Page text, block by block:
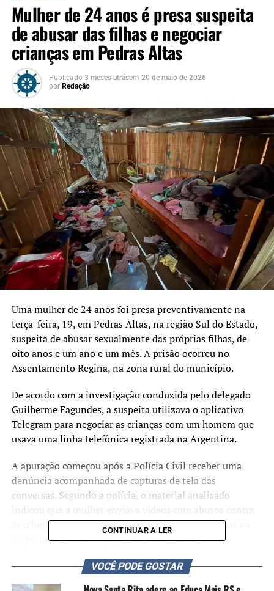
Mulher de 24 anos é presa suspeita
de abusar das filhas e negociar
crianças em Pedras Altas
Publicado 3 meses atrásem 20 de maio de 2026
por Redação
Uma mulher de 24 anos foi presa preventivamente na
terça-feira, 19, emPedras Altas, na região Sul do Estado,
suspeita de abusar sexualmente das próprias filhas, de
oito anos e um ano e um mês. A prisão ocorreu no
Assentamento Regina, na zona rural do município.
De acordo com a investigação conduzida pelo delegado
Guilherme Fagundes, a suspeita utilizava o aplicativo
Telegram para negociar as crianças com um homem que
usava uma linha telefônica registrada na Argentina.
A apuração começou após a Polícia Civil receber uma
denúncia acompanhada de capturas de tela das
conversas. Segundo a polícia, o material analisado
as crianças e também negociava a entrega das filhas ao
suspeito em troca de pagamentos em dinheiro.
Durante o cumprimento do mandado, os agentes
apreenderam o celular da investigada. As mensagens
CONTINUAR A LER
VOCÊ PODE GOSTAR